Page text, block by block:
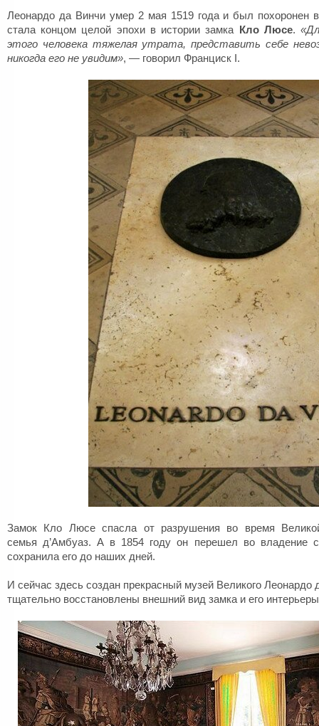
Леонардо да Винчи умер 2 мая 1519 года и был похоронен
стала концом целой эпохи в истории замка Кло Люсе. «
этого человека тяжелая утрата, представить себе
никогда его не увидим», — говорил Франциск I.
Замок Кло Люсе спасла от разрушения во время
семья д’Амбуаз. А в 1854 году он перешел во владение
сохранила его до наших дней.
И сейчас здесь создан прекрасный музей Великого Леонардо
тщательно восстановлены внешний вид замка и его